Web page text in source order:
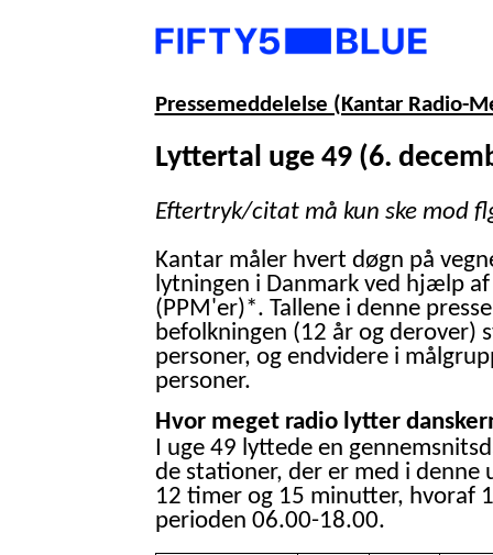
Pressemeddelelse (Kantar Radio-
Lyttertal uge 49 (6.
Eftertryk/citat må kun ske mod
Kantar måler hvert døgn på
lytningen i Danmark ved hjælp
(PPM'er)*. Tallene i denne
befolkningen (12 år og derover)
personer, og endvidere i
personer.
Hvor meget radio lytter
I uge 49 lyttede en
de stationer, der er med i denne
12 timer og 15 minutter, hvoraf
perioden 06.00-18.00.